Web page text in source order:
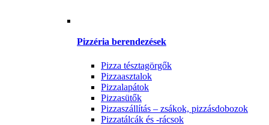
Pizzéria berendezések
Pizza tésztagörgők
Pizzaasztalok
Pizzalapátok
Pizzasütők
Pizzaszállítás – zsákok, pizzásdobozok
Pizzatálcák és -rácsok